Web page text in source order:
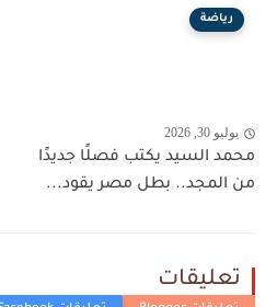
رياضة
يوليو 30, 2026
محمد السيد يكتب فصلًا جديدًا
من المجد.. بطل مصر يقود...
تعليقات